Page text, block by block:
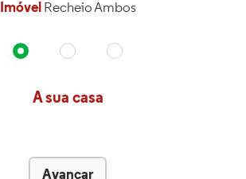
Imóvel RecheioAmbos
A sua casa